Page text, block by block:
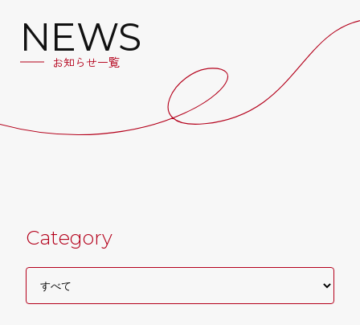
NEWS
お知らせ一覧
Category